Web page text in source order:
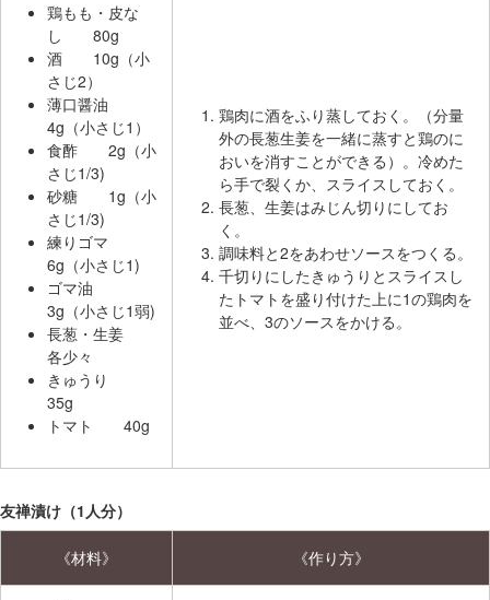
鶏もも・皮な
し 80g
酒 10g（小
さじ2）
薄口醤油
4g（小さじ1）
食酢 2g（小
さじ1/3)
砂糖 1g（小
さじ1/3)
練りゴマ
6g（小さじ1)
ゴマ油
3g（小さじ1弱)
長葱・生姜
各少々
きゅうり
35g
トマト 40g
鶏肉に酒をふり蒸しておく。（分量
外の長葱生姜を一緒に蒸すと鶏のに
おいを消すことができる）。冷めた
ら手で裂くか、スライスしておく。
長葱、生姜はみじん切りにしてお
く。
調味料と2をあわせソースをつくる。
千切りにしたきゅうりとスライスし
たトマトを盛り付けた上に1の鶏肉を
並べ、3のソースをかける。
友禅漬け（1人分）
《材料》 《作り方》